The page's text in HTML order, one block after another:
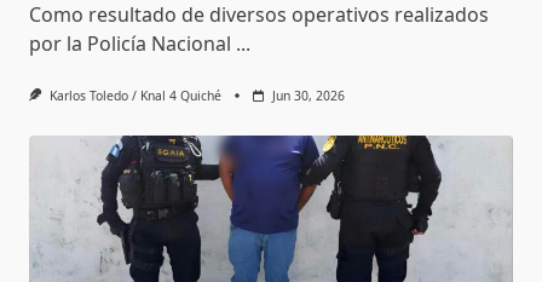
Como resultado de diversos operativos realizados
por la Policía Nacional ...
Karlos Toledo / Knal 4 Quiché Jun 30, 2026